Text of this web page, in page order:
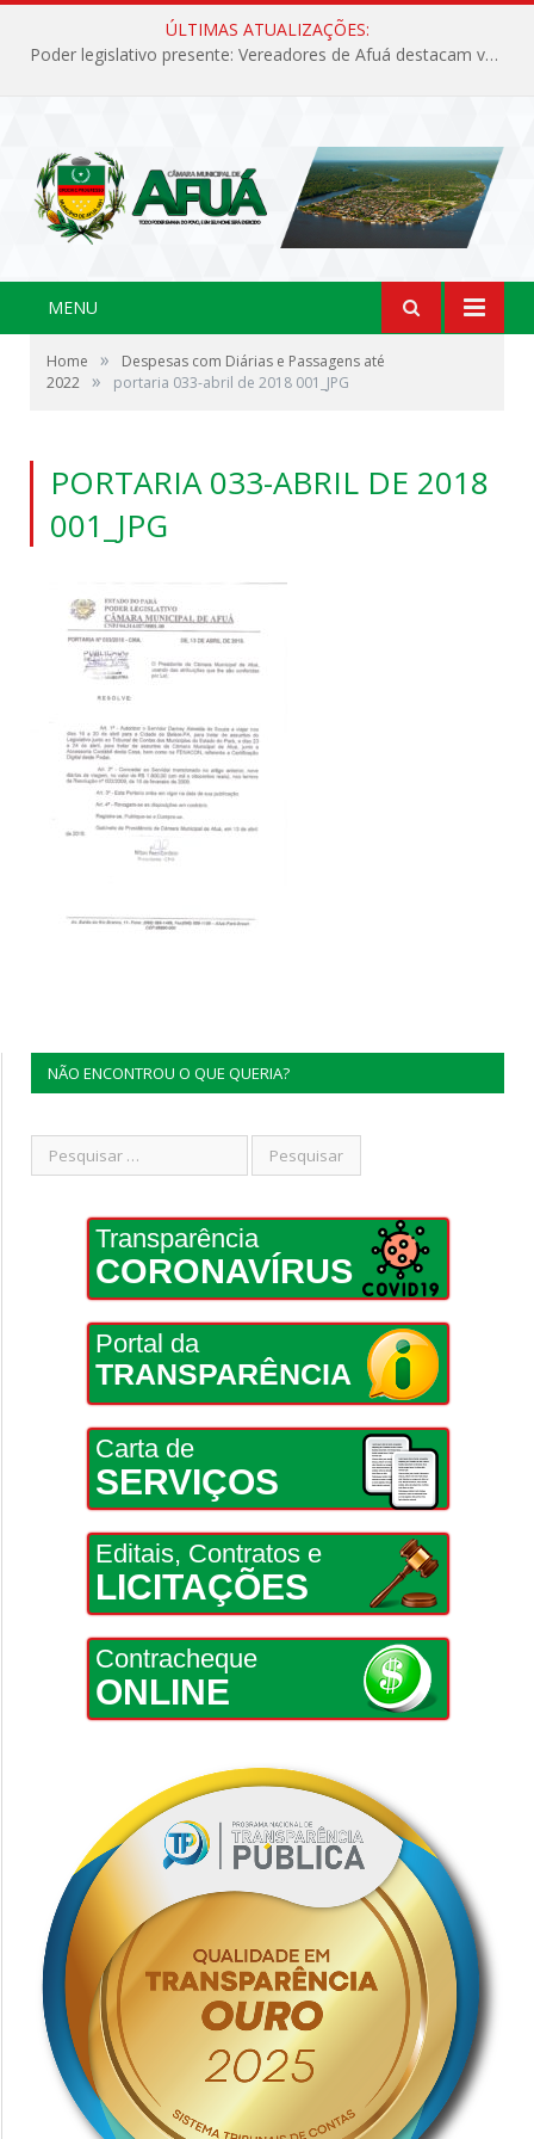
ÚLTIMAS ATUALIZAÇÕES:
Poder legislativo presente: Vereadores de Afuá destacam valorização cultural e desenvolvimento no 42º Festival do Camarão
MENU
Home »
Despesas com Diárias e Passagens até
2022 » portaria 033-abril de 2018 001_JPG
PORTARIA 033-ABRIL DE 2018
001_JPG
NÃO ENCONTROU O QUE QUERIA?
Transparência
CORONAVÍRUS
Portal da
TRANSPARÊNCIA
Carta de
SERVIÇOS
Editais, Contratos e
LICITAÇÕES
Contracheque
ONLINE